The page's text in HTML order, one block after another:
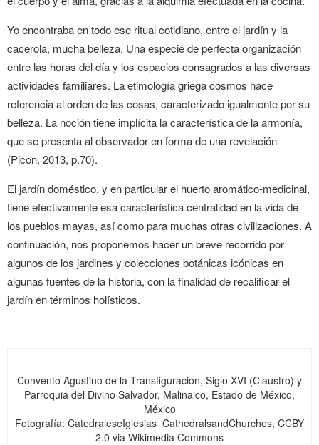
Yo encontraba en todo ese ritual cotidiano, entre el jardín y la
cacerola, mucha belleza. Una especie de perfecta organización
entre las horas del día y los espacios consagrados a las diversas
actividades familiares. La etimología griega cosmos hace
referencia al orden de las cosas, caracterizado igualmente por su
belleza. La noción tiene implícita la característica de la armonía,
que se presenta al observador en forma de una revelación
(Picon, 2013, p.70).
El jardín doméstico, y en particular el huerto aromático-medicinal,
tiene efectivamente esa característica centralidad en la vida de
los pueblos mayas, así como para muchas otras civilizaciones. A
continuación, nos proponemos hacer un breve recorrido por
algunos de los jardines y colecciones botánicas icónicas en
algunas fuentes de la historia, con la finalidad de recalificar el
jardín en términos holísticos.
Convento Agustino de la Transfiguración, Siglo XVI (Claustro) y
Parroquia del Divino Salvador, Malinalco, Estado de México,
México
Fotografía: CatedraleseIglesias_CathedralsandChurches, CCBY
2.0 via Wikimedia Commons